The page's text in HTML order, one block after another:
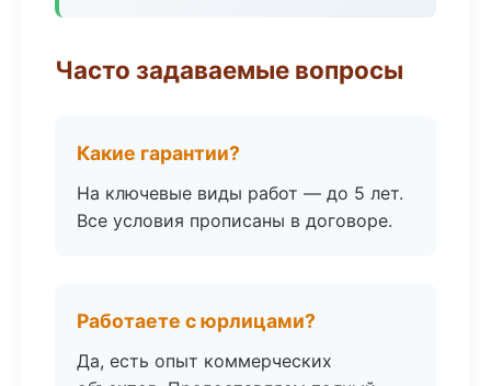
Часто задаваемые вопросы
Какие гарантии?
На ключевые виды работ — до 5 лет.
Все условия прописаны в договоре.
Работаете с юрлицами?
Да, есть опыт коммерческих